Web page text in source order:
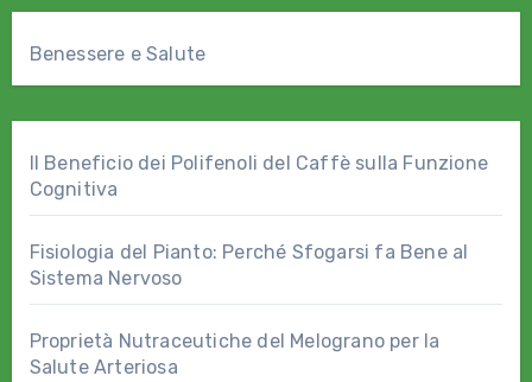
Benessere e Salute
Il Beneficio dei Polifenoli del Caffè sulla Funzione
Cognitiva
Fisiologia del Pianto: Perché Sfogarsi fa Bene al
Sistema Nervoso
Proprietà Nutraceutiche del Melograno per la
Salute Arteriosa